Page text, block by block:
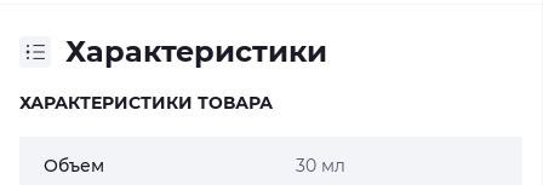
Характеристики
ХАРАКТЕРИСТИКИ ТОВАРА
Объем 30 мл